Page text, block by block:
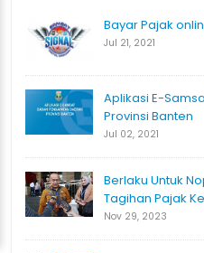
Bayar Pajak
Jul 21, 2021
Aplikasi E-
Provinsi Banten
Jul 02, 2021
Berlaku Untuk
Tagihan Pajak
Nov 29, 2023